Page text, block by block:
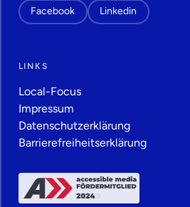
Facebook Linkedin
LINKS
Local-Focus
Impressum
Datenschutz­erklärung
Barrierefreiheitserklärung